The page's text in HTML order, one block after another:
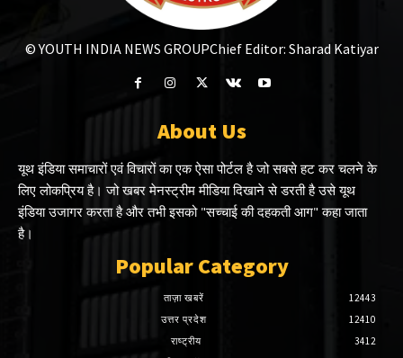
© YOUTH INDIA NEWS GROUPChief Editor: Sharad Katiyar
About Us
यूथ इंडिया समाचारों एवं विचारों का एक ऐसा पोर्टल है जो सबसे हट कर चलने के
लिए लोकप्रिय है। जो खबर मेनस्ट्रीम मीडिया दिखाने से डरती है उसे यूथ
इंडिया उजागर करता है और तभी इसको "सच्चाई की दहकती आग" कहा जाता
है।
Popular Category
ताज़ा खबरें
12443
उत्तर प्रदेश
12410
राष्ट्रीय
3412